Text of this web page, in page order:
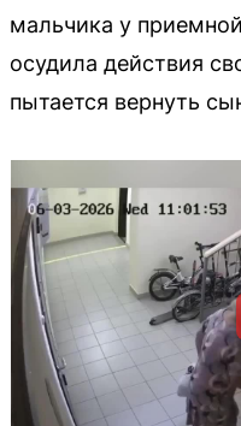
мальчика у
осудила действия
пытается вернуть